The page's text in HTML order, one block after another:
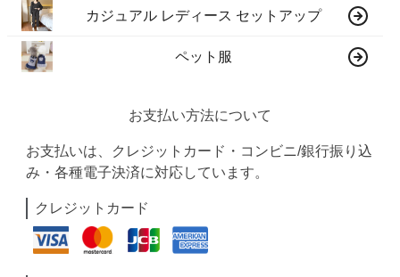
カジュアル レディース セットアップ
ペット服
お支払い方法について
お支払いは、クレジットカード・コンビニ/銀行振り込
み・各種電子決済に対応しています。
クレジットカード